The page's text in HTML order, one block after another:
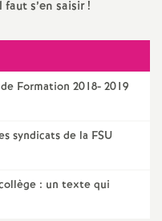
i
g
m
s’en saisir!
Formation 2018- 2019
syndicats de la FSU
: un texte qui